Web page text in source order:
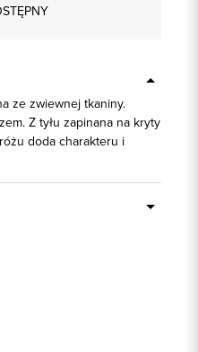
ze zwiewnej tkaniny.
Z tyłu zapinana na kryty
doda charakteru i